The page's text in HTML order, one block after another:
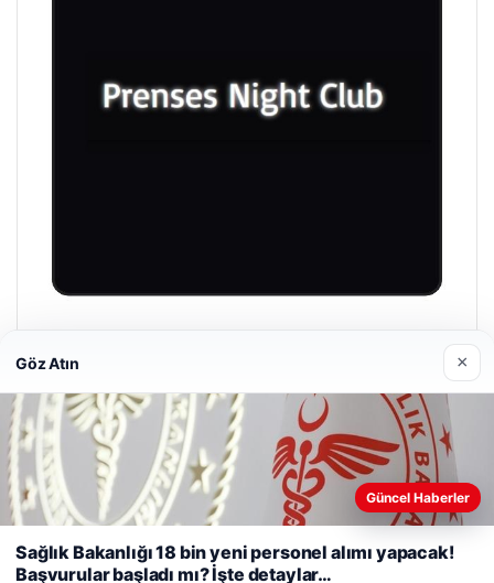
Nisan 29, 2026
© 2026 Taze Haberler
Web sitemizi nasıl kullandığınızı daha iyi anlayabilmek,
kullanıyoruz.Çerez Politikamız
Göz Atın ×
Güncel Haberler
Sağlık Bakanlığı 18 bin yeni personel alımı yapacak!
Başvurular başladı mı? İşte detaylar…